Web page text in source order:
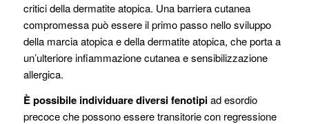
critici della dermatite atopica. Una barriera cutanea
compromessa può essere il primo passo nello sviluppo
della marcia atopica e della dermatite atopica, che porta a
un’ulteriore infiammazione cutanea e sensibilizzazione
allergica.
È possibile individuare diversi fenotipiad esordio
precoce che possono essere transitorie con regressione